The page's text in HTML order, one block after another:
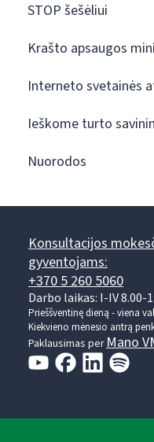
STOP šešėliui
Krašto apsaugos
Interneto svetainės
Ieškome turto
Nuorodos
Konsultacijos
gyventojams:
+370 5 260 5060
Darbo laikas: I-IV 8.00-
Prieššventinę dieną - viena
Kiekvieno mėnesio antrą
Paklausimas perMano